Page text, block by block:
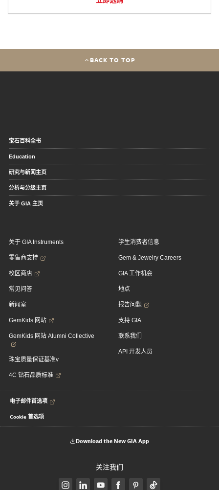
BACK TO TOP
宝石百科全书
Education
研究与新闻主页
分析与分级主页
关于 GIA 主页
关于 GIA Instruments
零售商支持
校区商店
常见问答
新闻室
GemKids 网站
GemKids 网站 Alumni Collective
珠宝质量保证基准v
4C 钻石品质标准
学生消费者信息
Gem & Jewelry Careers
GIA 工作机会
地点
报告问题
支持 GIA
联系我们
API 开发人员
电子邮件首选项
Cookie 首选项
Download the New GIA App
关注我们